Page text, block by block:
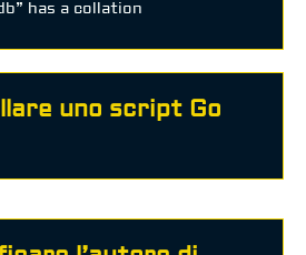
has a collation
uno script Go